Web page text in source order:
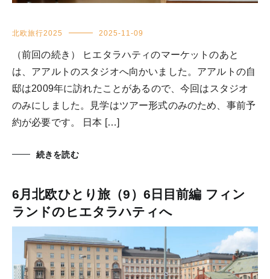
北欧旅行2025 2025-11-09
（前回の続き） ヒエタラハティのマーケットのあと
は、アアルトのスタジオへ向かいました。アアルトの自
邸は2009年に訪れたことがあるので、今回はスタジオ
のみにしました。見学はツアー形式のみのため、事前予
約が必要です。 日本 […]
続きを読む
6月北欧ひとり旅（9）6日目前編 フィン
ランドのヒエタラハティへ